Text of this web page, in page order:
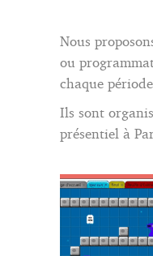
Nous
ou
chaque
Ils sont
présentiel à